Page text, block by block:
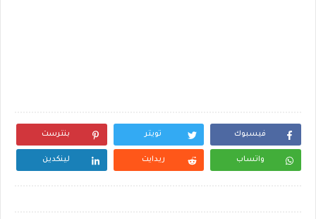
فيسبوك تويتر بنترست
واتساب ريدايت لينكدين